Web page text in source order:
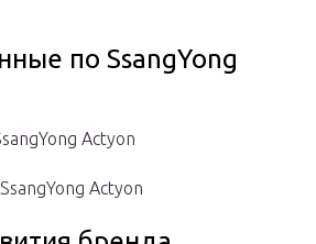
по SsangYong
Actyon
Actyon